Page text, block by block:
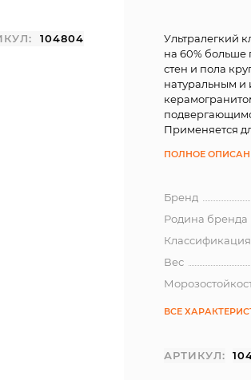
104804
Ультралегкий
на 60% больше
стен и пола
натуральным и
Применяется
ПОЛНОЕ
Бренд
Родина бренда
Вес
ВСЕ
АРТИКУЛ: